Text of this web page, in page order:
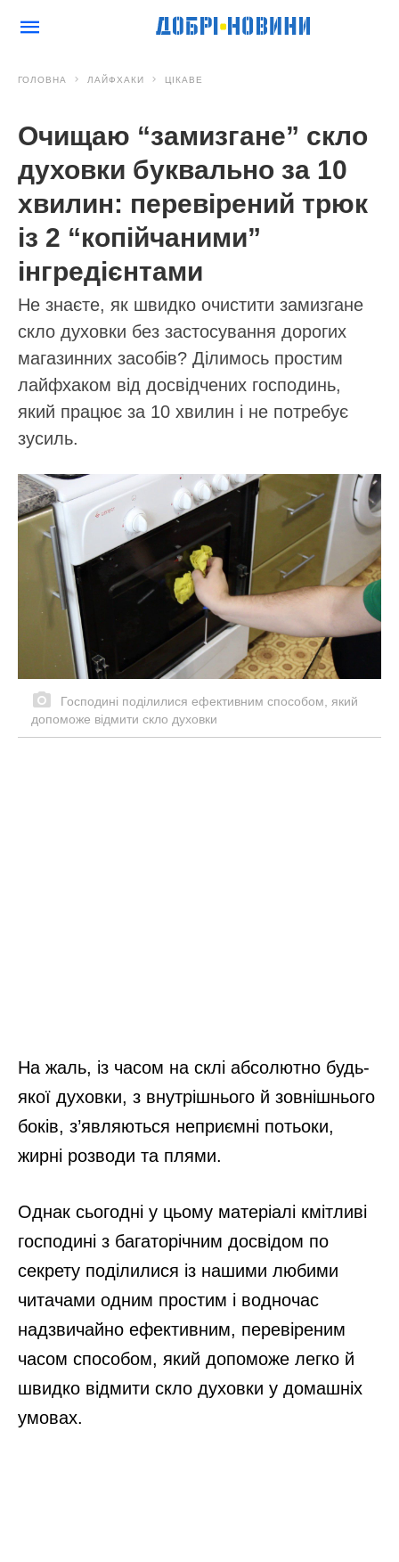
ГОЛОВНА ЛАЙФХАКИ ЦІКАВЕ
Очищаю “замизгане” скло
духовки буквально за 10
хвилин: перевірений трюк
із 2 “копійчаними”
інгредієнтами
Не знаєте, як швидко очистити замизгане
скло духовки без застосування дорогих
магазинних засобів? Ділимось простим
лайфхаком від досвідчених господинь,
який працює за 10 хвилин і не потребує
зусиль.
Господині поділилися ефективним способом, який
допоможе відмити скло духовки
На жаль, із часом на склі абсолютно будь-
якої духовки, з внутрішнього й зовнішнього
боків, з’являються неприємні потьоки,
жирні розводи та плями.
Однак сьогодні у цьому матеріалі кмітливі
господині з багаторічним досвідом по
секрету поділилися із нашими любими
читачами одним простим і водночас
надзвичайно ефективним, перевіреним
часом способом, який допоможе легко й
швидко відмити скло духовки у домашніх
умовах.